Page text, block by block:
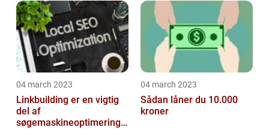
04 march 2023
Linkbuilding er en vigtig
del af
søgemaskineoptimeringe
04 march 2023
Sådan låner du 10.000
kroner